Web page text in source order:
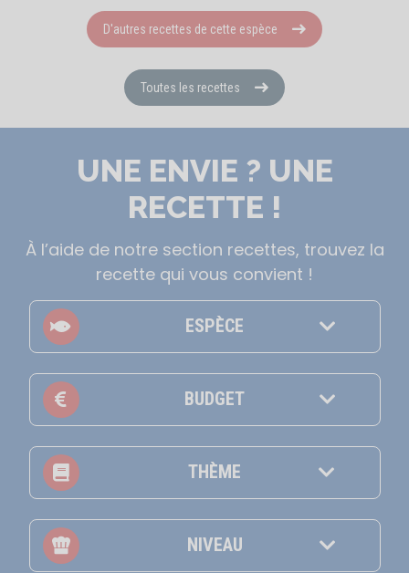
D'autres recettes de cette espèce
Toutes les recettes
UNE ENVIE ? UNE
RECETTE !
À l’aide de notre section recettes, trouvez la
recette qui vous convient !
ESPÈCE
BUDGET
THÈME
NIVEAU